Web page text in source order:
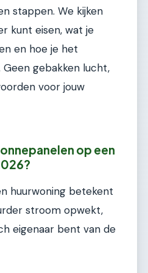
stappen. We kijken
kunt eisen, wat je
en hoe je het
gebakken lucht,
voor jouw
op een
huurwoning betekent
stroom opwekt,
eigenaar bent van de